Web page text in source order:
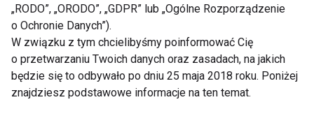
daje olbrzymią przewagę nad konkurencją, która
nadal ponad 40% tego co zarobi traci na rzecz
podatków na nieefektywne usługi publiczne.
Właściciele małych klubów w końcu zrozumieli, że
lepiej niż urzędnicy będą wiedzieli co robić z
„RODO”, „ORODO”, „GDPR” lub „Ogólne Rozporządzenie
o Ochronie Danych”).
W związku z tym chcielibyśmy poinformować Cię
o przetwarzaniu Twoich danych oraz zasadach, na jakich
będzie się to odbywało po dniu 25 maja 2018 roku. Poniżej
znajdziesz podstawowe informacje na ten temat.